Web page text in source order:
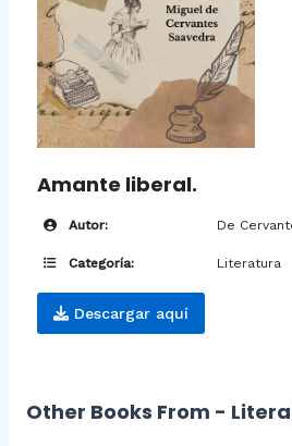
Amante liberal.
Autor: De
Categoría: Literatura
Descargar aquí
Other Books From -